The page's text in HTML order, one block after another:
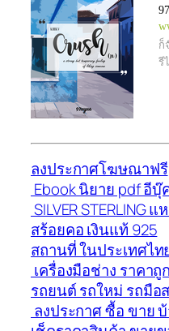
ก็
รี
ลงประกาศโฆษณาฟรี
Ebook นิยาย pdf อีบุ๊
SILVER STERLING
สร้อยคอ เงินแท้ 925
สถานที่ ในประเทศไท
เครื่องมือช่าง ราคาถู
รถยนต์ รถใหม่ รถมือ
ลงประกาศ ซื้อ ขาย